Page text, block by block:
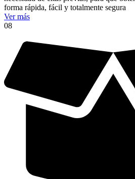
forma rápida, fácil y totalmente segura
Ver más
08